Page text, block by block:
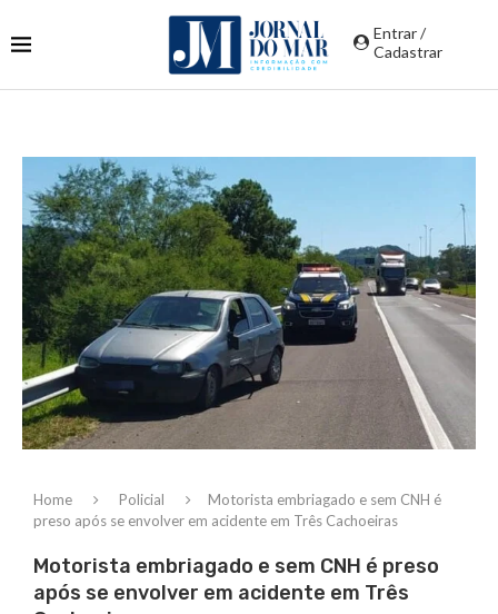
Entrar /
Cadastrar
Home Policial
Motorista embriagado e sem CNH é
preso após se envolver em acidente em Três Cachoeiras
Motorista embriagado e sem CNH é preso
após se envolver em acidente em Três